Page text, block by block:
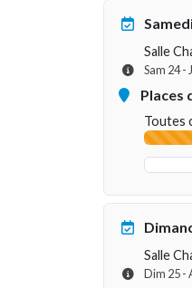
Salle
Sam 24 -
Places
Toutes
Salle
Dim 25 -